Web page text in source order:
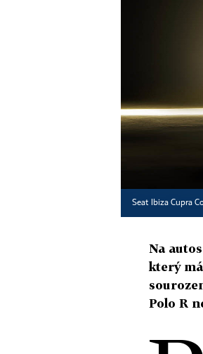
Seat Ibiza Cupra
Na
který
Polo R